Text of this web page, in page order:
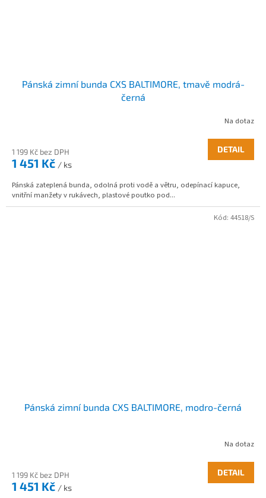
Pánská zimní bunda CXS BALTIMORE, tmavě modrá-
černá
Na dotaz
1 199 Kč bez DPH
1 451 Kč / ks
DETAIL
Pánská zateplená bunda, odolná proti vodě a větru, odepínací kapuce,
vnitřní manžety v rukávech, plastové poutko pod...
Pánská zimní bunda CXS BALTIMORE, modro-černá
Na dotaz
1 199 Kč bez DPH
1 451 Kč / ks
DETAIL
Kód: 44518/S